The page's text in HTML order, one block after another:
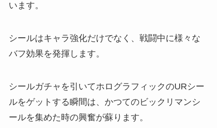
います。
シールはキャラ強化だけでなく、戦闘中に様々な
バフ効果を発揮します。
シールガチャを引いてホログラフィックのURシー
ルをゲットする瞬間は、かつてのビックリマンシ
ールを集めた時の興奮が蘇ります。